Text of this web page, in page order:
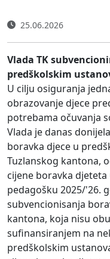
25.06.2026
Vlada TK
predškolskim
U cilju osiguranja
obrazovanje djece
potrebama očuvanja
Vlada je danas
boravka djece u
Tuzlanskog kantona,
cijene boravka
pedagošku 2025/'26.
subvencionisanja
kantona, koja nisu
sufinansiranjem na
predškolskim